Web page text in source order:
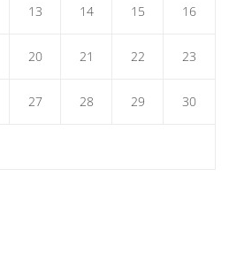
13 14 15 16
20 21 22 23
27 28 29 30